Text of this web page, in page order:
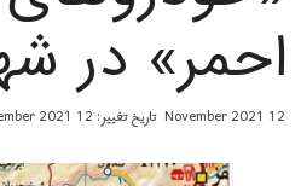
احمر» در
12 November 2021 تاریخ تغییر: 12 November 2021